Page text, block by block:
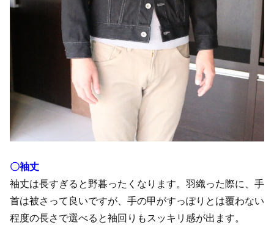
〇袖丈
袖丈は長すぎると野暮ったくなります。羽織った際に、手
首は被さって良いですが、手の甲がすっぽりとは覆わない
程度の長さで選べると袖回りもスッキリ感が出ます。